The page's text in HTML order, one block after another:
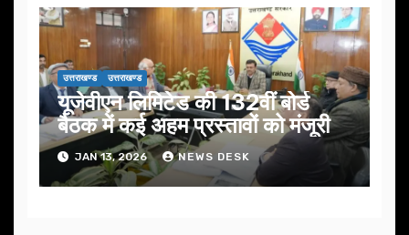
उत्तराखण्ड उत्तराखण्ड
यूजेवीएन लिमिटेड की 132वीं बोर्ड
बैठक में कई अहम प्रस्तावों को मंजूरी
JAN 13, 2026 NEWS DESK